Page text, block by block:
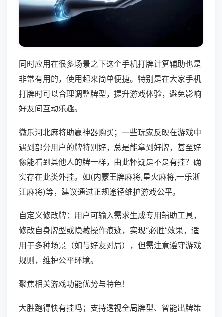
同时应用在很多场景之下这个手机打牌计算辅助也是
非常有用的，使用起来简单便捷。特别是在大家手机
打牌时可以合理调整牌型，提升游戏体验，避免影响
好友间互动乐趣。
微乐河北麻将助赢神器购买；一些玩家反映在游戏中
遇到部分用户的牌特别好，总是能拿到好牌，甚至好
像能看到其他人的牌一样，由此怀疑是不是有挂？确
实存在此类外挂。如(内蒙王牌麻将,星火麻将,一乐浙
江麻将)等，建议通过正规途径维护游戏公平。
自定义修改牌：用户可输入需求生成专用辅助工具，
修改自身牌型或隐藏操作痕迹，实现“必胜”效果，适
用于多种场景（如与好友对局），但需注意遵守游戏
规则，维护公平环境。
聚焦相关游戏功能优势与特色！
大胜跑得快有挂吗；支持透视全局牌型、智能出牌策